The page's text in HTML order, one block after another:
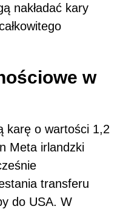
nakładać kary
w
karę o wartości 1,2
Meta irlandzki
transferu
do USA. W